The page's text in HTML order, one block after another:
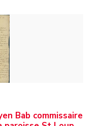
Bab commissaire